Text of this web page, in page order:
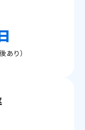
あり）